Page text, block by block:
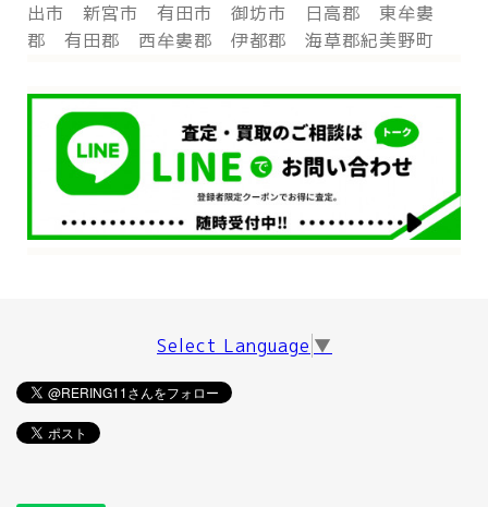
出市 新宮市 有田市 御坊市 日高郡 東牟婁
郡 有田郡 西牟婁郡 伊都郡 海草郡紀美野町
Select Language ▼